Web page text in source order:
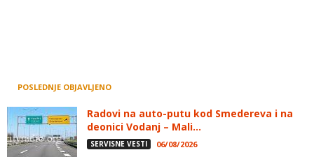
POSLEDNJE OBJAVLJENO
Radovi na auto-putu kod Smedereva i na
deonici Vodanj – Mali...
SERVISNE VESTI 06/08/2026